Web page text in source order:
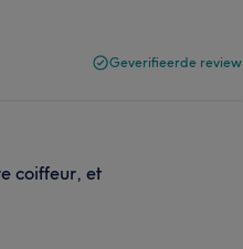
Geverifieerde review
coiffeur, et